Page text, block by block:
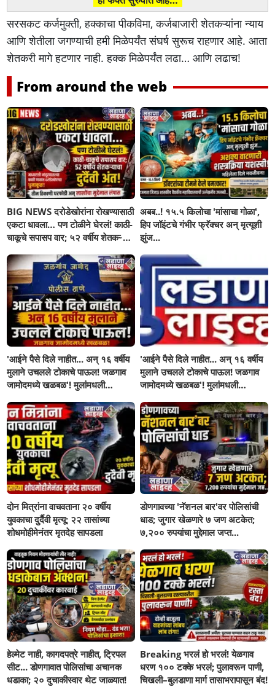
सरसकट कर्जमुक्ती, हक्काचा पीकविमा, कर्जबाजारी शेतकऱ्यांना न्याय
आणि शेतीला जगण्याची हमी मिळेपर्यंत संघर्ष सुरूच राहणार आहे. आता
शेतकरी मागे हटणार नाही. हक्क मिळेपर्यंत लढा… आणि लढाच!
From around the web
BIG NEWS दरोडेखोरांना रोखण्यासाठी
एकटा धावला… पण टोळीने घेरलं! काठी-
चाकूचे सपासप वार; ५२ वर्षीय शेतकऱ्याचा
अबब..! १५.५ किलोचा 'मांसाचा गोळा',
हिप जॉइंटचे गंभीर फ्रॅक्चर अन् मृत्यूशी
झुंज...
'आईने पैसे दिले नाहीत... अन् १६ वर्षीय
मुलाने उचलले टोकाचे पाऊल! जळगाव
जामोदमध्ये खळबळ'! मुलांमधली
'आईने पैसे दिले नाहीत... अन् १६ वर्षीय
मुलाने उचलले टोकाचे पाऊल! जळगाव
जामोदमध्ये खळबळ'! मुलांमधली
दोन मित्रांना वाचवताना २० वर्षीय
युवकाचा दुर्दैवी मृत्यू; २२ तासांच्या
शोधमोहीमेनंतर मृतदेह सापडला
डोणगावच्या 'नॅशनल बार'वर पोलिसांची
धाड; जुगार खेळणारे ७ जण अटकेत;
७,२०० रुपयांचा मुद्देमाल जप्त...
हेल्मेट नाही, कागदपत्रे नाहीत, ट्रिपल
सीट... डोणगावात पोलिसांचा अचानक
धडाका; २० दुचाकीस्वार थेट जाळ्यात!
Breaking भरलं हो भरलं! येळगाव
धरण १०० टक्के भरलं; पुलावरून पाणी,
चिखली–बुलडाणा मार्ग तासाभरापासून बंद!